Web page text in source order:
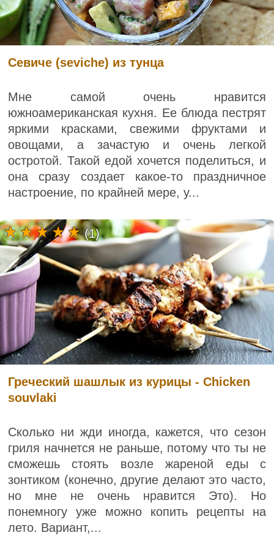
Севиче (seviche) из тунца
Мне самой очень нравится
южноамериканская кухня. Ее блюда пестрят
яркими красками, свежими фруктами и
овощами, а зачастую и очень легкой
остротой. Такой едой хочется поделиться, и
она сразу создает какое-то праздничное
настроение, по крайней мере, у...
Греческий шашлык из курицы - Chicken
souvlaki
Сколько ни жди иногда, кажется, что сезон
гриля начнется не раньше, потому что ты не
сможешь стоять возле жареной еды с
зонтиком (конечно, другие делают это часто,
но мне не очень нравится Это). Но
понемногу уже можно копить рецепты на
лето. Вариант,...
(1)